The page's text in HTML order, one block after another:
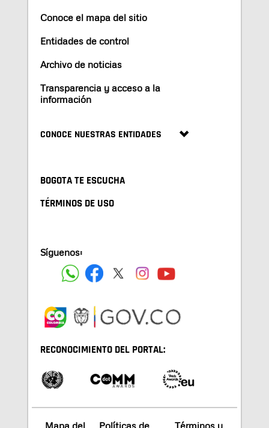
Conoce el mapa del sitio
Entidades de control
Archivo de noticias
Transparencia y acceso a la
información
CONOCE NUESTRAS ENTIDADES
BOGOTA TE ESCUCHA
TÉRMINOS DE USO
Síguenos:
RECONOCIMIENTO DEL PORTAL:
Mapa del Políticas de Términos y